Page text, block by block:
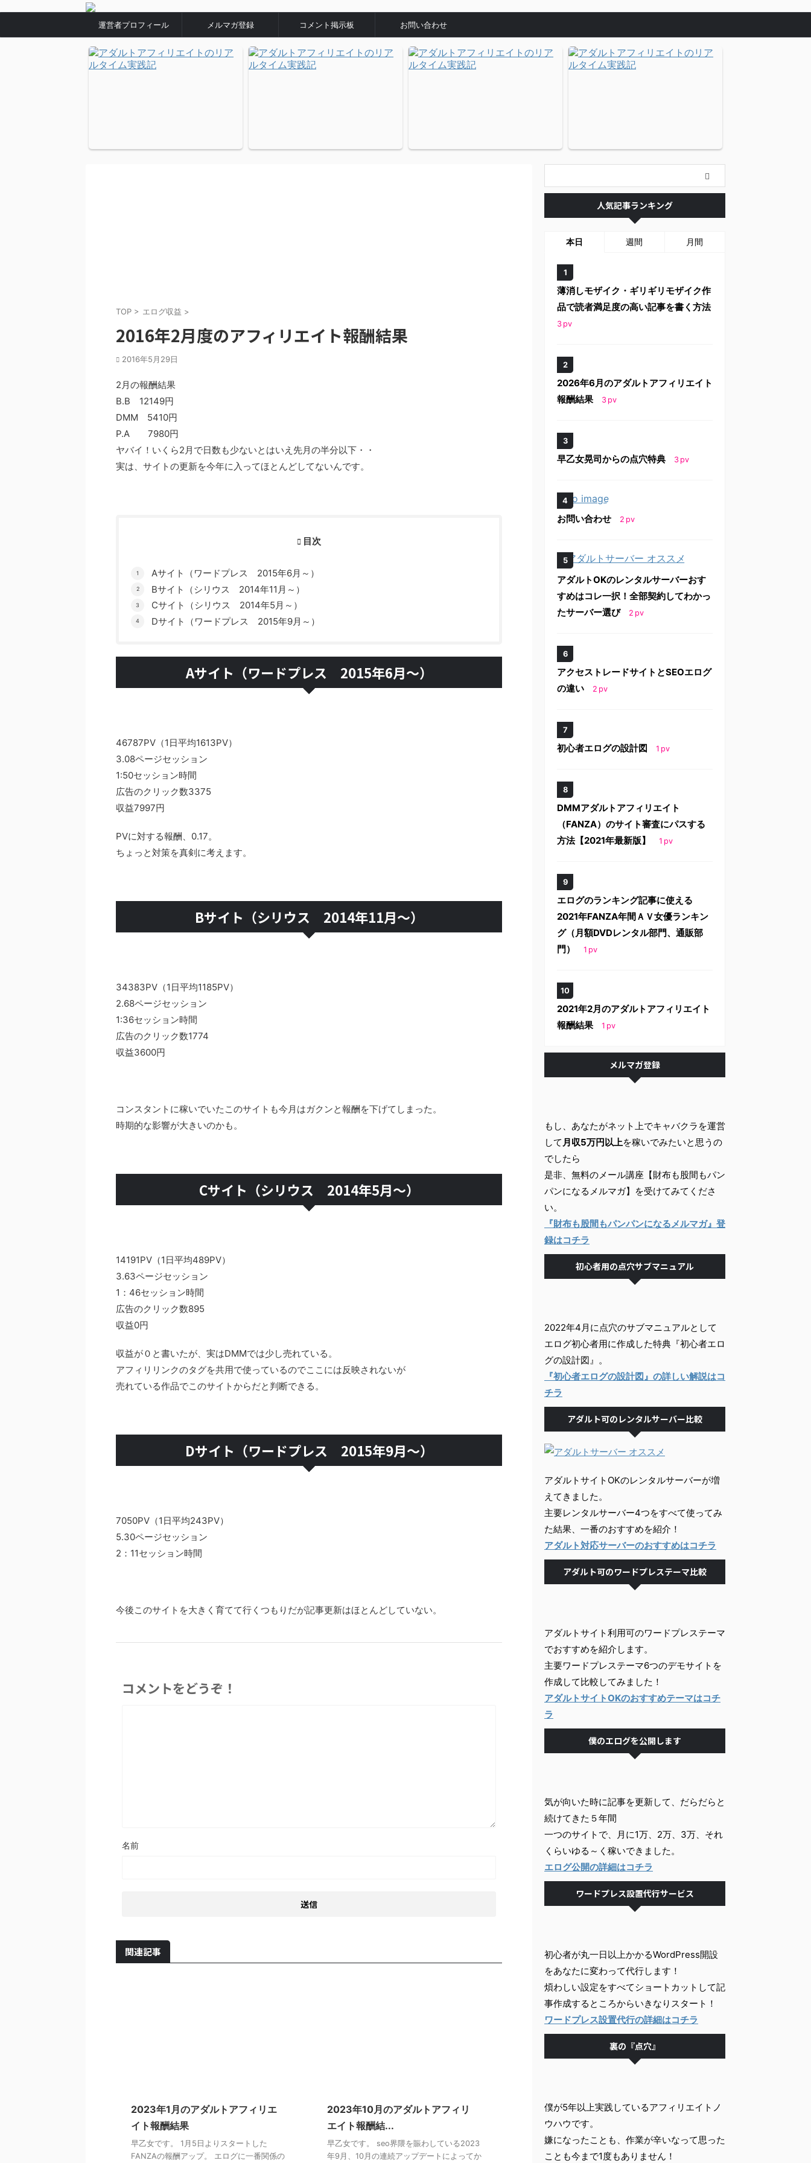
運営者プロフィール メルマガ登録 コメント掲示板 お問い合わせ
TOP > エログ収益 >
2016年2月度のアフィリエイト報酬結果
2016年5月29日
2月の報酬結果
B.B 12149円
DMM 5410円
P.A 7980円
ヤバイ！いくら2月で日数も少ないとはいえ先月の半分以下・・
実は、サイトの更新を今年に入ってほとんどしてないんです。
目次
Aサイト（ワードプレス 2015年6月～）
Bサイト（シリウス 2014年11月～）
Cサイト（シリウス 2014年5月～）
Dサイト（ワードプレス 2015年9月～）
Aサイト（ワードプレス 2015年6月～）
46787PV（1日平均1613PV）
3.08ページセッション
1:50セッション時間
広告のクリック数3375
収益7997円
PVに対する報酬、0.17。
ちょっと対策を真剣に考えます。
Bサイト（シリウス 2014年11月～）
34383PV（1日平均1185PV）
2.68ページセッション
1:36セッション時間
広告のクリック数1774
収益3600円
コンスタントに稼いでいたこのサイトも今月はガクンと報酬を下げてしまった。
時期的な影響が大きいのかも。
Cサイト（シリウス 2014年5月～）
14191PV（1日平均489PV）
3.63ページセッション
1：46セッション時間
広告のクリック数895
収益0円
収益が０と書いたが、実はDMMでは少し売れている。
アフィリリンクのタグを共用で使っているのでここには反映されないが
売れている作品でこのサイトからだと判断できる。
Dサイト（ワードプレス 2015年9月～）
7050PV（1日平均243PV）
5.30ページセッション
2：11セッション時間
今後このサイトを大きく育てて行くつもりだが記事更新はほとんどしていない。
コメントをどうぞ！
名前
関連記事
2023年1月のアダルトアフィリエ
イト報酬結果
早乙女です。 1月5日よりスタートした
FANZAの報酬アップ。 エログに一番関係の
2023年10月のアダルトアフィリ
エイト報酬結...
早乙女です。 seo界隈を賑わしている2023
年9月、10月の連続アップデートによってか
人気記事ランキング
本日 週間 月間
薄消しモザイク・ギリギリモザイク作
品で読者満足度の高い記事を書く方法
3 pv
2026年6月のアダルトアフィリエイト
報酬結果
3 pv
早乙女晃司からの点穴特典 3 pv
お問い合わせ 2 pv
アダルトOKのレンタルサーバーおす
すめはコレ一択！全部契約してわかっ
たサーバー選び
2 pv
アクセストレードサイトとSEOエログ
の違い
2 pv
初心者エログの設計図 1 pv
DMMアダルトアフィリエイト
（FANZA）のサイト審査にパスする
方法【2021年最新版】
1 pv
エログのランキング記事に使える
2021年FANZA年間ＡＶ女優ランキン
グ（月額DVDレンタル部門、通販部
門）
1 pv
2021年2月のアダルトアフィリエイト
報酬結果
1 pv
メルマガ登録
もし、あなたがネット上でキャバクラを運営
して 月収5万円以上を稼いでみたいと思うの
でしたら
是非、無料のメール講座【財布も股間もパン
パンになるメルマガ】を受けてみてくださ
い。
『財布も股間もパンパンになるメルマガ』登
録はコチラ
初心者用の点穴サブマニュアル
2022年4月に点穴のサブマニュアルとして
エログ初心者用に作成した特典『初心者エロ
グの設計図』。
『初心者エログの設計図』の詳しい解説はコ
チラ
アダルト可のレンタルサーバー比較
アダルトサイトOKのレンタルサーバーが増
えてきました。
主要レンタルサーバー4つをすべて使ってみ
た結果、一番のおすすめを紹介！
アダルト対応サーバーのおすすめはコチラ
アダルト可のワードプレステーマ比較
アダルトサイト利用可のワードプレステーマ
でおすすめを紹介します。
主要ワードプレステーマ6つのデモサイトを
作成して比較してみました！
アダルトサイトOKのおすすめテーマはコチ
ラ
僕のエログを公開します
気が向いた時に記事を更新して、だらだらと
続けてきた５年間
一つのサイトで、月に1万、2万、3万、それ
くらいゆる～く稼いできました。
エログ公開の詳細はコチラ
ワードプレス設置代行サービス
初心者が丸一日以上かかるWordPress開設
をあなたに変わって代行します！
煩わしい設定をすべてショートカットして記
事作成するところからいきなりスタート！
ワードプレス設置代行の詳細はコチラ
裏の『点穴』
僕が5年以上実践しているアフィリエイトノ
ウハウです。
嫌になったことも、作業が辛いなって思った
ことも今まで1度もありません！